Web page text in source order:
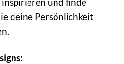
und finde
deine Persönlichkeit